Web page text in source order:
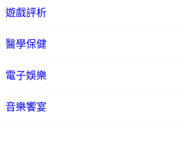
遊戲評析
醫學保健
電子娛樂
音樂饗宴